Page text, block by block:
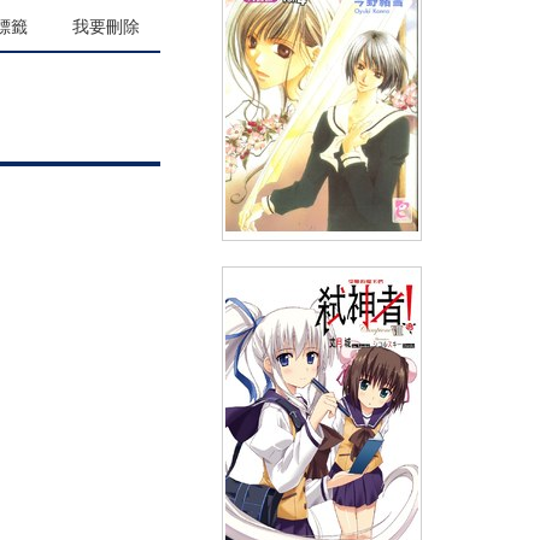
籤 我要刪除
輕小說瑪莉亞的凝望(04)
NT$160 90折 NT$144 (USD4.78)